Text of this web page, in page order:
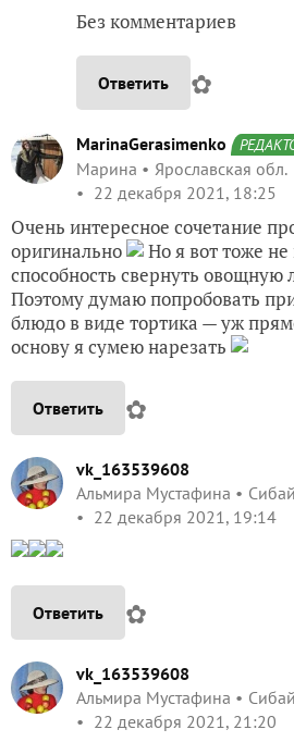
Без комментариев
Ответить ✿
MarinaGerasimenko
Марина
Ярославская обл.
22 декабря 2021, 18:25
Очень интересное сочетание
оригинально
Но я вот тоже
способность свернуть овощную
Поэтому думаю попробовать
блюдо в виде тортика — уж
основу я сумею нарезать
Ответить ✿
vk_163539608
Альмира Мустафина
Сибай
22 декабря 2021, 19:14
Ответить ✿
vk_163539608
Альмира Мустафина
Сибай
22 декабря 2021, 21:20